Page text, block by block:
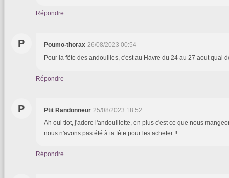
Répondre
P Poumo-thorax 26/08/2023 00:54
Pour la fête des andouilles, c'est au Havre du 24 au 27 aout quai
Répondre
P Ptit Randonneur 25/08/2023 18:52
Ah oui tiot, j'adore l'andouillette, en plus c'est ce que nous
nous n'avons pas été à ta fête pour les acheter !!
Répondre